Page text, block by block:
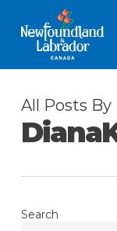
content
All Posts By
Search